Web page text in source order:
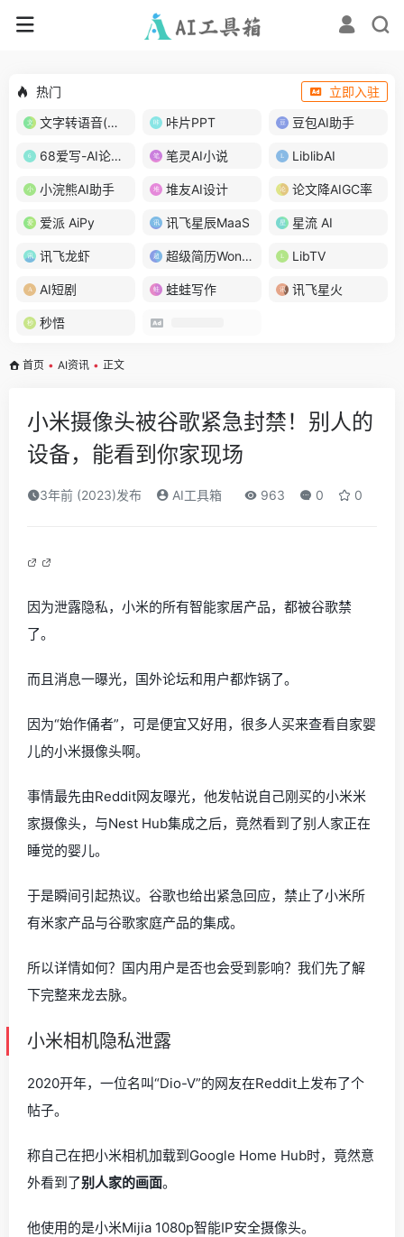
热门
立即入驻
文字转语音(琅琅配音)
咔片PPT 豆包AI助手
68爱写-AI论文写作 笔灵AI小说 LiblibAI
小浣熊AI助手 堆友AI设计 论文降AIGC率
爱派 AiPy 讯飞星辰MaaS 星流 AI
讯飞龙虾 超级简历WonderCV LibTV
AI短剧 蛙蛙写作 讯飞星火
秒悟
首页 • AI资讯 • 正文
小米摄像头被谷歌紧急封禁！别人的
设备，能看到你家现场
3年前 (2023)发布 AI工具箱 963 0 0
因为泄露隐私，小米的所有智能家居产品，都被谷歌禁
了。
而且消息一曝光，国外论坛和用户都炸锅了。
因为“始作俑者”，可是便宜又好用，很多人买来查看自家婴
儿的小米摄像头啊。
事情最先由Reddit网友曝光，他发帖说自己刚买的小米米
家摄像头，与Nest Hub集成之后，竟然看到了别人家正在
睡觉的婴儿。
于是瞬间引起热议。谷歌也给出紧急回应，禁止了小米所
有米家产品与谷歌家庭产品的集成。
所以详情如何？国内用户是否也会受到影响？我们先了解
下完整来龙去脉。
小米相机隐私泄露
2020开年，一位名叫“Dio-V”的网友在Reddit上发布了个
帖子。
称自己在把小米相机加载到Google Home Hub时，竟然意
外看到了别人家的画面。
他使用的是小米Mijia 1080p智能IP安全摄像头。